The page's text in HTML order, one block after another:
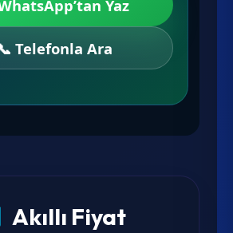
Yaz
Telefonla Ara
Akıllı Fiyat